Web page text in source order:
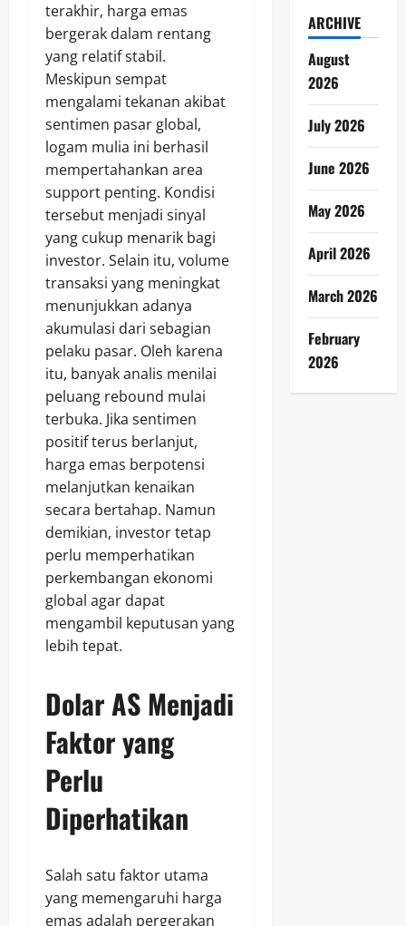
terakhir, harga emas
bergerak dalam rentang
yang relatif stabil.
Meskipun sempat
mengalami tekanan akibat
sentimen pasar global,
logam mulia ini berhasil
mempertahankan area
support penting. Kondisi
tersebut menjadi sinyal
yang cukup menarik bagi
investor. Selain itu, volume
transaksi yang meningkat
menunjukkan adanya
akumulasi dari sebagian
pelaku pasar. Oleh karena
itu, banyak analis menilai
peluang rebound mulai
terbuka. Jika sentimen
positif terus berlanjut,
harga emas berpotensi
melanjutkan kenaikan
secara bertahap. Namun
demikian, investor tetap
perlu memperhatikan
perkembangan ekonomi
global agar dapat
mengambil keputusan yang
lebih tepat.
Dolar AS Menjadi
Faktor yang
Perlu
Diperhatikan
Salah satu faktor utama
yang memengaruhi harga
emas adalah pergerakan
ARCHIVE
August
2026
July 2026
June 2026
May 2026
April 2026
March 2026
February
2026